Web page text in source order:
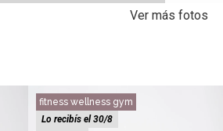
Ver más fotos
fitness wellness gym
Lo recibís el 30/8